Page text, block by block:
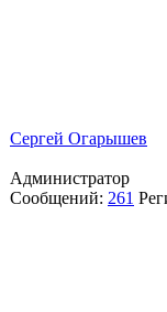
Сергей Огарышев
Администратор
Сообщений: 261